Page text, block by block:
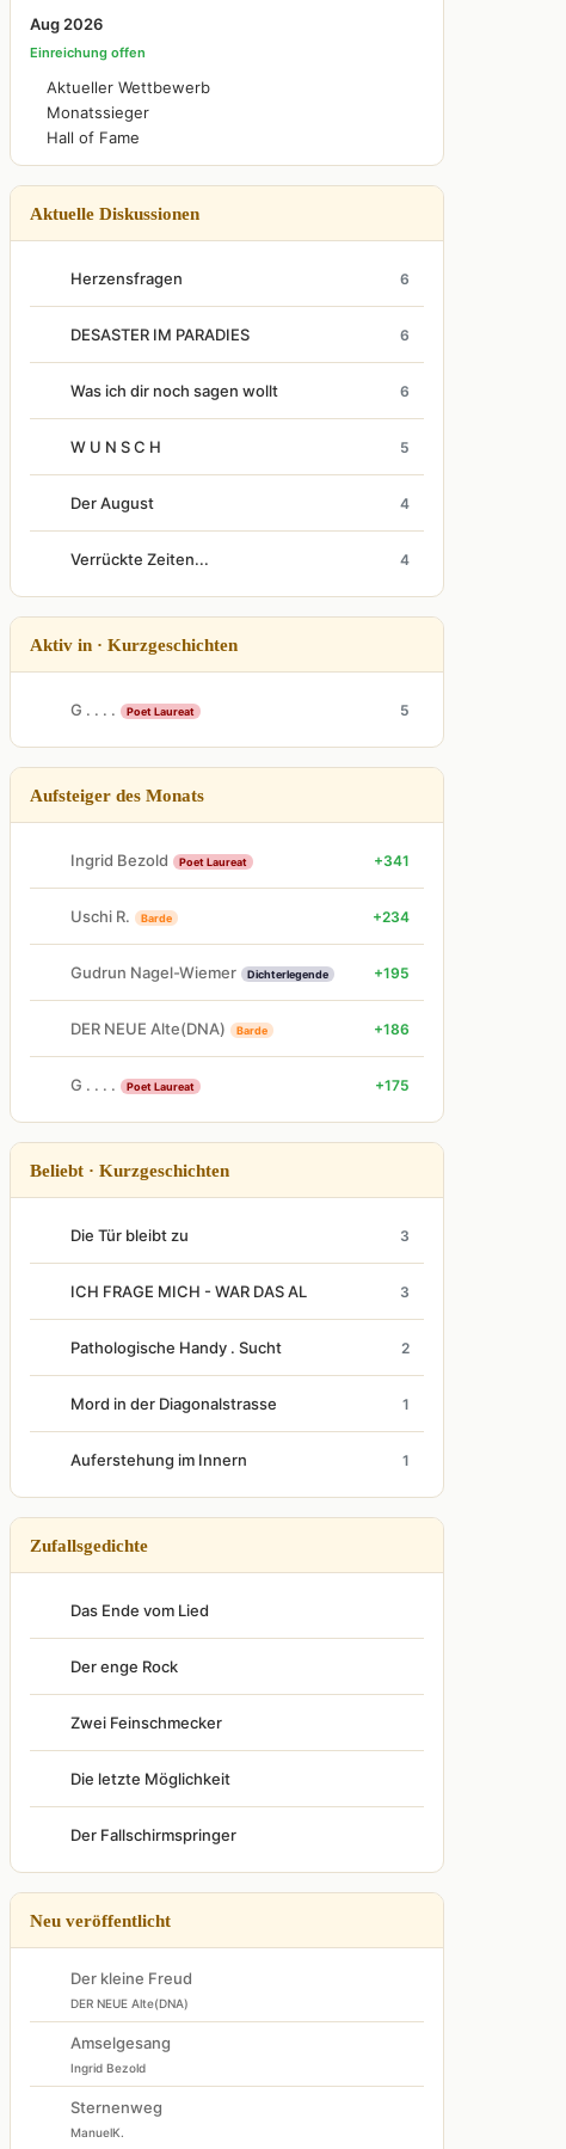
Aug 2026
Einreichung offen
Aktueller Wettbewerb
Monatssieger
Hall of Fame
Aktuelle Diskussionen
Herzensfragen 6
DESASTER IM PARADIES 6
Was ich dir noch sagen wollt 6
W U N S C H 5
Der August 4
Verrückte Zeiten... 4
Aktiv in · Kurzgeschichten
G . . . . Poet Laureat 5
Aufsteiger des Monats
Ingrid Bezold Poet Laureat +341
Uschi R. Barde +234
Gudrun Nagel-Wiemer Dichterlegende +195
DER NEUE Alte(DNA) Barde +186
G . . . . Poet Laureat +175
Beliebt · Kurzgeschichten
Die Tür bleibt zu 3
ICH FRAGE MICH - WAR DAS AL 3
Pathologische Handy . Sucht 2
Mord in der Diagonalstrasse 1
Auferstehung im Innern 1
Zufallsgedichte
Das Ende vom Lied
Der enge Rock
Zwei Feinschmecker
Die letzte Möglichkeit
Der Fallschirmspringer
Neu veröffentlicht
Der kleine Freud
DER NEUE Alte(DNA)
Amselgesang
Ingrid Bezold
Sternenweg
ManuelK.